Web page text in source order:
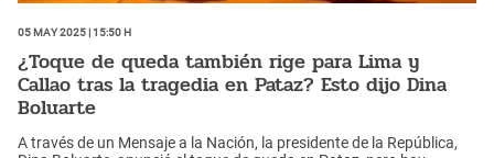
05 May 2025 | 15:50 h
¿Toque de queda también rige para Lima y
Callao tras la tragedia en Pataz? Esto dijo Dina
Boluarte
A través de un Mensaje a la Nación, la presidente de la República,